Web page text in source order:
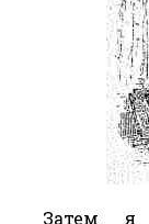
Затем я